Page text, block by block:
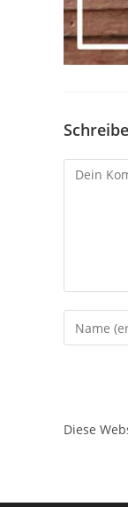
Diese